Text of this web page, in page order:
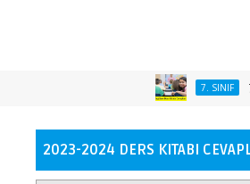
7. SINIF 7.
2023-2024 DERS KITABI